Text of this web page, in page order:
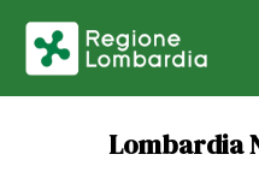
Lombardia